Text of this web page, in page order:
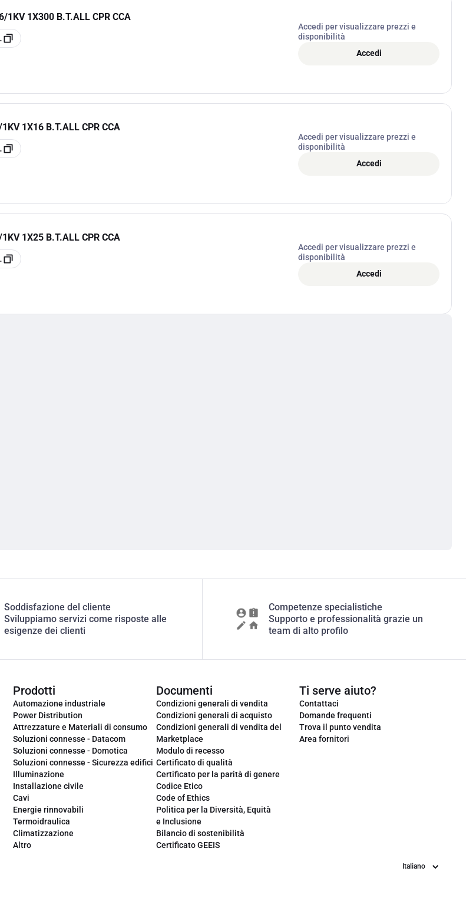
1KV 1X300 B.T.ALL CPR CCA
Accedi per visualizzare prezzi e
disponibilità
Accedi
1X16 B.T.ALL CPR CCA
Accedi per visualizzare prezzi e
disponibilità
Accedi
1X25 B.T.ALL CPR CCA
Accedi per visualizzare prezzi e
disponibilità
Accedi
Soddisfazione del cliente
Sviluppiamo servizi come risposte alle
esigenze dei clienti
Competenze specialistiche
Supporto e professionalità grazie un
team di alto profilo
Prodotti
Automazione industriale
Power Distribution
Attrezzature e Materiali di consumo
Soluzioni connesse - Datacom
Soluzioni connesse - Domotica
Soluzioni connesse - Sicurezza edifici
Illuminazione
Installazione civile
Cavi
Energie rinnovabili
Termoidraulica
Climatizzazione
Altro
Documenti
Condizioni generali di vendita
Condizioni generali di acquisto
Condizioni generali di vendita del
Marketplace
Modulo di recesso
Certificato di qualità
Certificato per la parità di genere
Codice Etico
Code of Ethics
Politica per la Diversità, Equità
e Inclusione
Bilancio di sostenibilità
Certificato GEEIS
Ti serve aiuto?
Contattaci
Domande frequenti
Trova il punto vendita
Area fornitori
Lingua